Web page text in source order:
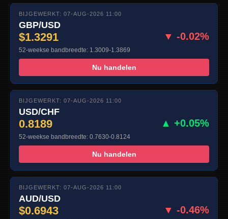
BIJGEWERKT: 07-AUG-2026 11:00
GBP/USD
$1.3291 ▼ -0.02%
52-weekse bandbreedte: 1.3009-1.3869
Nu handelen
BIJGEWERKT: 07-AUG-2026 11:00
USD/CHF
0.8189 ▲ +0.05%
52-weekse bandbreedte: 0.7630-0.8124
Nu handelen
BIJGEWERKT: 07-AUG-2026 11:00
AUD/USD
$0.6943 ▼ -0.46%